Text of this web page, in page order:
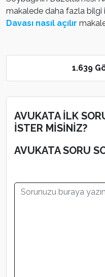
makalede daha fazla bilgi
Davası nasıl açılır
1.639
AVUKATA İLK
İSTER MİSİNİZ?
AVUKATA SORU